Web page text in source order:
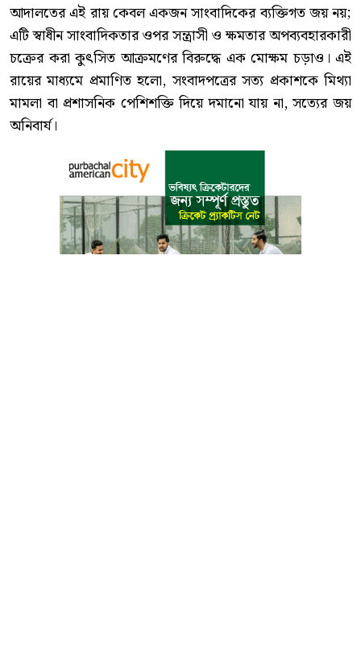
আদালতের এই রায় কেবল একজন সাংবাদিকের ব্যক্তিগত জয় নয়;
এটি স্বাধীন সাংবাদিকতার ওপর সন্ত্রাসী ও ক্ষমতার অপব্যবহারকারী
চক্রের করা কুৎসিত আক্রমণের বিরুদ্ধে এক মোক্ষম চড়াও। এই
রায়ের মাধ্যমে প্রমাণিত হলো, সংবাদপত্রের সত্য প্রকাশকে মিথ্যা
মামলা বা প্রশাসনিক পেশিশক্তি দিয়ে দমানো যায় না, সত্যের জয়
অনিবার্য।